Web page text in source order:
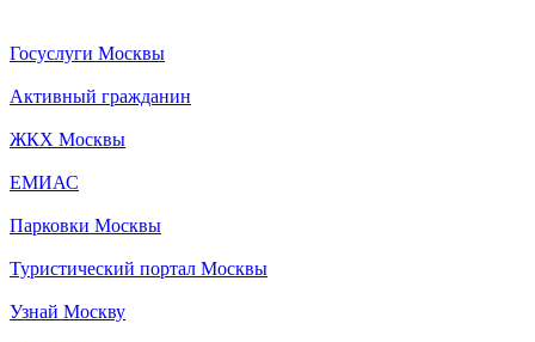
Госуслуги Москвы
Активный гражданин
ЖКХ Москвы
ЕМИАС
Парковки Москвы
Туристический портал Москвы
Узнай Москву